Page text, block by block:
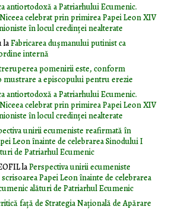
antiortodoxă a Patriarhului Ecumenic.
celebrat prin primirea Papei Leon XIV
în locul credinței nealterate
laFabricarea dușmanului putinist ca
internă
pomenirii este, conform
mustrare a episcopului pentru erezie
antiortodoxă a Patriarhului Ecumenic.
celebrat prin primirea Papei Leon XIV
în locul credinței nealterate
unirii ecumeniste reafirmată în
Leon înainte de celebrarea Sinodului I
de Patriarhul Ecumenic
laPerspectiva unirii ecumeniste
Papei Leon înainte de celebrarea
alături de Patriarhul Ecumenic
faţă de Strategia Naţională de Apărare